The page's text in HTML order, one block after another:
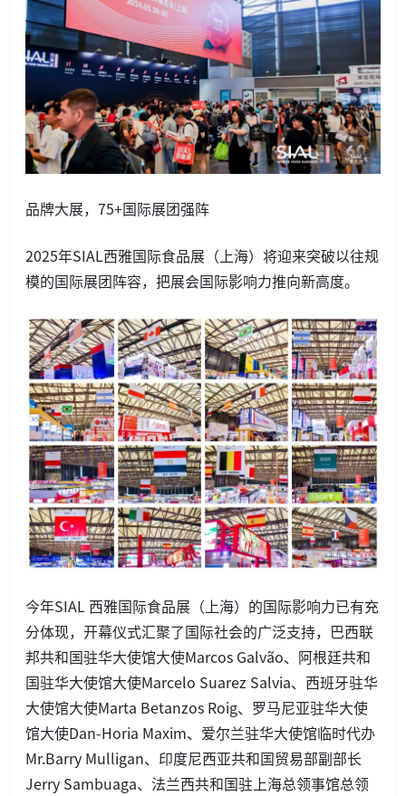
品牌大展，75+国际展团强阵
2025年SIAL西雅国际食品展（上海）将迎来突破以往规
模的国际展团阵容，把展会国际影响力推向新高度。
今年SIAL 西雅国际食品展（上海）的国际影响力已有充
分体现，开幕仪式汇聚了国际社会的广泛支持，巴西联
邦共和国驻华大使馆大使Marcos Galvão、阿根廷共和
国驻华大使馆大使Marcelo Suarez Salvia、西班牙驻华
大使馆大使Marta Betanzos Roig、罗马尼亚驻华大使
馆大使Dan-Horia Maxim、爱尔兰驻华大使馆临时代办
Mr.Barry Mulligan、印度尼西亚共和国贸易部副部长
Jerry Sambuaga、法兰西共和国驻上海总领事馆总领